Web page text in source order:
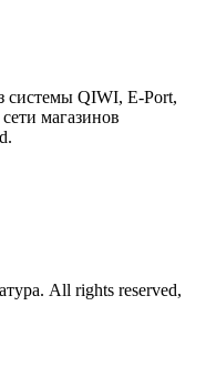
системы QIWI, E-Port,
магазинов
All rights reserved,